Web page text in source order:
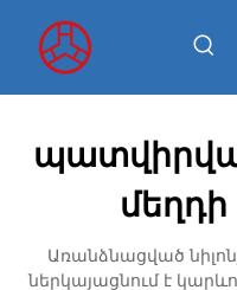
Առանձնացված
ներկայացնում է